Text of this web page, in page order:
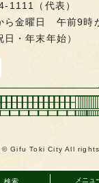
検索 メニュ
1111（代表）
ら金曜日 午前9時
日・年末年始）
Gifu Toki City All rights